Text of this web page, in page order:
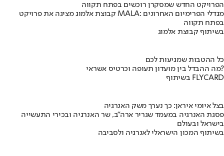
הפרויקט החדש שמסקרן רוכשים בפתח תקווה
קבוצת אלמוג מציגה את פרויקט MALA: מגדלי הפרימיום האחרונים
בפתח תקווה
בשיתוף קבוצת אלמוג
כל ההטבות שמגיעות לכם
מה ההבדל בין מועדון תעופה וכרטיס אשראי?
בשיתוף FLYCARD
בצל איומי איראן: כך נערך משק האנרגיה
פסגת האנרגיה במעמד שגריר ארה"ב, שר האנרגיה ובכירי התעשייה
בישראל ובעולם
בשיתוף המכון הישראלי לאנרגיה ולסביבה